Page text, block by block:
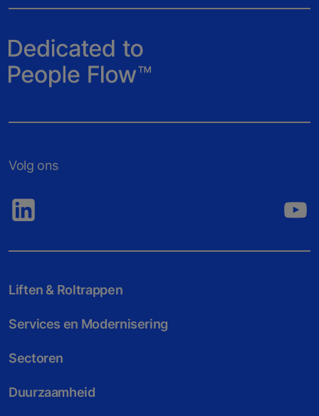
Volg ons
Liften & Roltrappen
Services en Modernisering
Sectoren
Duurzaamheid